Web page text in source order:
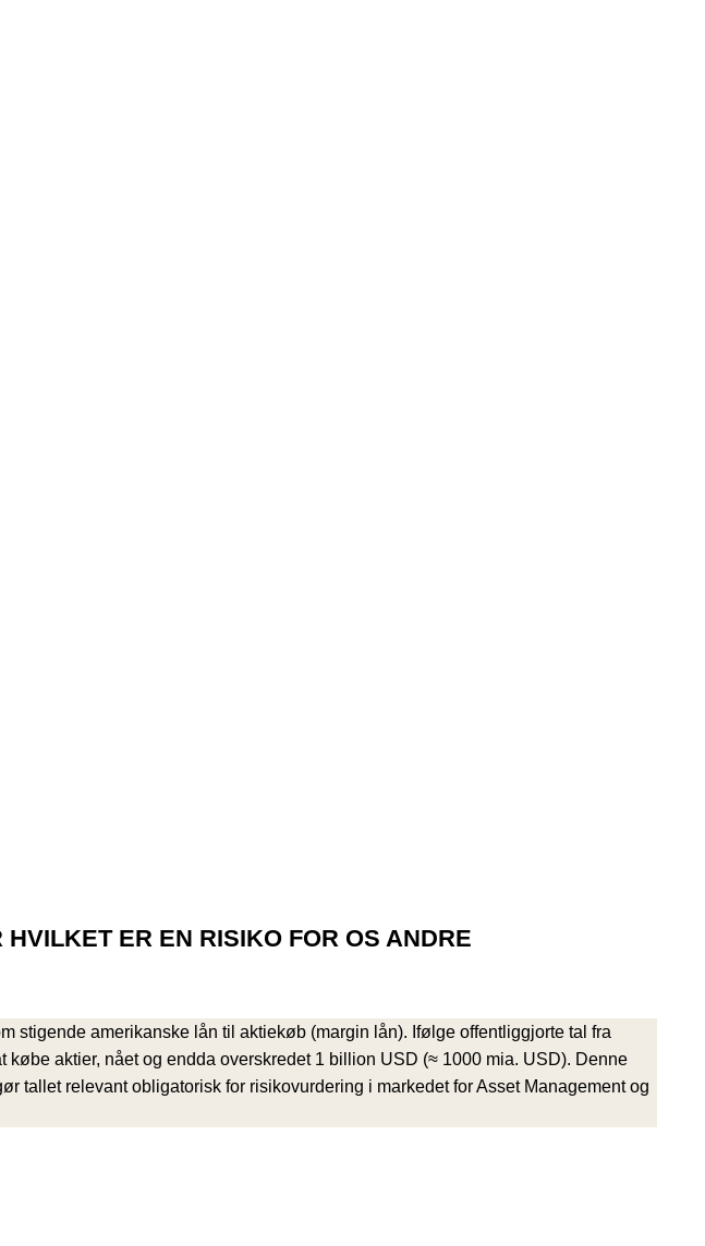
ER EN RISIKO FOR OS ANDRE
stigende amerikanske lån til aktiekøb (margin lån). Ifølge offentliggjorte tal fra
aktier, nået og endda overskredet 1 billion USD (≈ 1000 mia. USD). Denne
tallet relevant obligatorisk for risikovurdering i markedet for Asset Management og